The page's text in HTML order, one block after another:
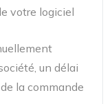
votre logiciel
un délai
la commande